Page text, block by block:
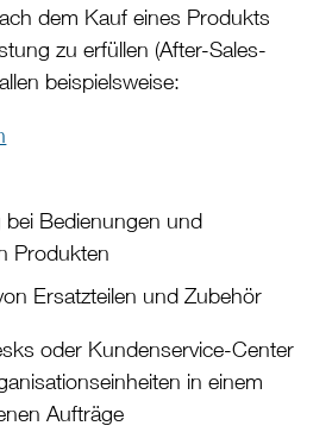
dem Kauf eines Produkts
zu erfüllen (After-Sales-
beispielsweise:
Bedienungen und
Produkten
Ersatzteilen und Zubehör
oder Kundenservice-Center
in einem
Aufträge